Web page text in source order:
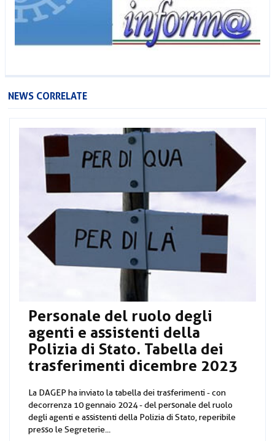
NEWS CORRELATE
Personale del ruolo degli
agenti e assistenti della
Polizia di Stato. Tabella dei
trasferimenti dicembre 2023
La DAGEP ha inviato la tabella dei trasferimenti - con
decorrenza 10 gennaio 2024 - del personale del ruolo
degli agenti e assistenti della Polizia di Stato, reperibile
presso le Segreterie...